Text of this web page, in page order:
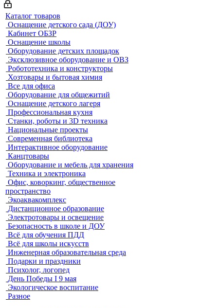
Каталог товаров
Оснащение детского сада (ДОУ)
Кабинет ОБЗР
Оснащение школы
Оборудование детских площадок
Эксклюзивное оборудование и ОВЗ
Робототехника и конструкторы
Хозтовары и бытовая химия
Все для офиса
Оборудование для общежитий
Оснащение детского лагеря
Профессиональная кухня
Станки, роботы и 3D техника
Национальные проекты
Современная библиотека
Интерактивное оборудование
Канцтовары
Оборудование и мебель для хранения
Техника и электроника
Офис, коворкинг, общественное
пространство
Экоаквакомплекс
Дистанционное образование
Электротовары и освещение
Безопасность в школе и ДОУ
Всё для обучения ПДД
Всё для школы искусств
Инженерная образовательная среда
Подарки и праздники
Психолог, логопед
День Победы I 9 мая
Экологическое воспитание
Разное